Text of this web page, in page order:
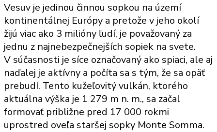
Vezuv:
Sopka,
ktorá
pochovala
Pompeje
a
Herculaneum
Vesuv je jedinou činnou sopkou na území
kontinentálnej Európy a pretože v jeho okolí
žijú viac ako 3 milióny ľudí, je považovaný za
jednu z najnebezpečnejších sopiek na svete.
V súčasnosti je síce označovaný ako spiaci, ale aj
naďalej je aktívny a počíta sa s tým, že sa opäť
prebudí. Tento kužeľovitý vulkán, ktorého
aktuálna výška je 1 279 m n. m., sa začal
formovať približne pred 17 000 rokmi
uprostred oveľa staršej sopky Monte Somma.